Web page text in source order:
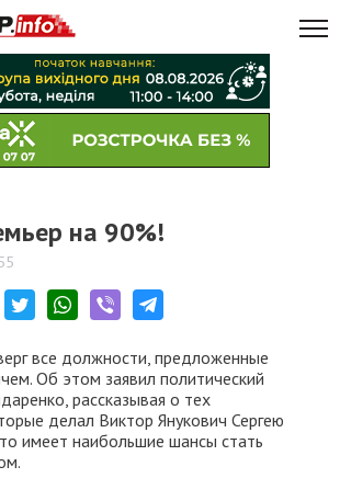
на 90%!
все должности, предложенные
Об этом заявил политический
рассказывая о тех
делал Виктор Янукович Сергею
имеет наибольшие шансы стать